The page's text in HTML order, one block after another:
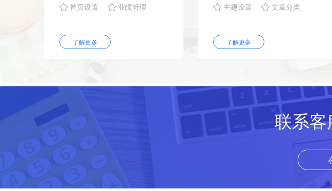
首页设置
业绩管理
了解更多
主题设置
文章分类
了解更多
联系